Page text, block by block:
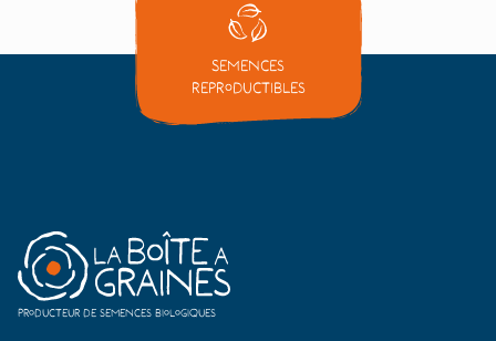
Semences
reproductibles
Producteur de semences biologiques